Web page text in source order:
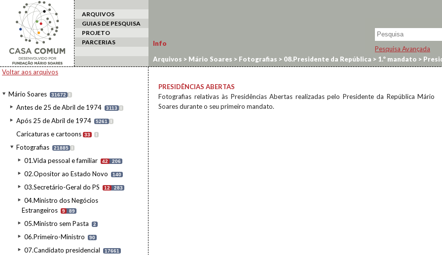
ARQUIVOS
GUIAS DE PESQUISA
PROJETO
PARCERIAS
Pesquisa Avançada
Voltar aos arquivos
Mário Soares 31672 I
Antes de 25 de Abril de 1974 3113 I
Após 25 de Abril de 1974 5261 I
Caricaturas e cartoons 33 I
Fotografias 21885 I
01.Vida pessoal e familiar 42 206
02.Opositor ao Estado Novo 140
03.Secretário-Geral do PS 12 283
04.Ministro dos Negócios
Estrangeiros
9 89
05.Ministro sem Pasta 2
06.Primeiro-Ministro 90
07.Candidato presidencial 17661
Info
Arquivos > Mário Soares > Fotografias > 08.Presidente da República > 1.º mandato >
PRESIDÊNCIAS ABERTAS
Fotografias relativas às Presidências Abertas realizadas pelo Presidente da República Mário
Soares durante o seu primeiro mandato.